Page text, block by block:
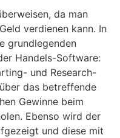
da man
verdienen kann. In
grundlegenden
Handels-Software:
und Research-
das betreffende
Gewinne beim
Ebenso wird der
und diese mit